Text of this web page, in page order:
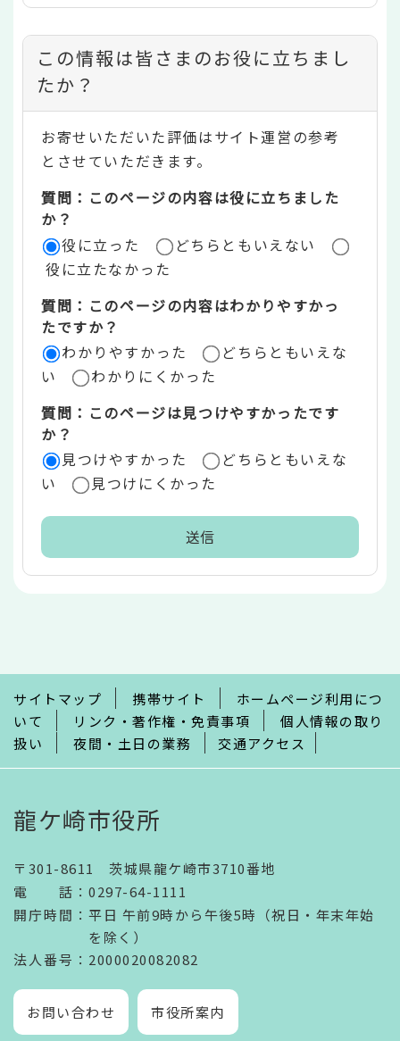
コ
ン
テ
ン
ツ
評
価
リ
ア
この情報は皆さまのお役に立ちまし
たか？
お寄せいただいた評価はサイト運営の参考
とさせていただきます。
質問：このページの内容は役に立ちました
か？
役に立った
どちらともいえない
役に立たなかった
質問：このページの内容はわかりやすかっ
たですか？
わかりやすかった
どちらともいえな
い
わかりにくかった
質問：このページは見つけやすかったです
か？
見つけやすかった
どちらともいえな
い
見つけにくかった
で
サイトマップ 携帯サイト
ホームページ利用につ
いて
リンク・著作権・免責事項
個人情報の取り
扱い
夜間・土日の業務 交通アクセス
龍ケ崎市役所
〒301-8611 茨城県龍ケ崎市3710番地
電話 ： 0297-64-1111
開庁時間 ： 平日 午前9時から午後5時（祝日・年末年始
を除く）
法人番号 ：2000020082082
お問い合わせ 市役所案内